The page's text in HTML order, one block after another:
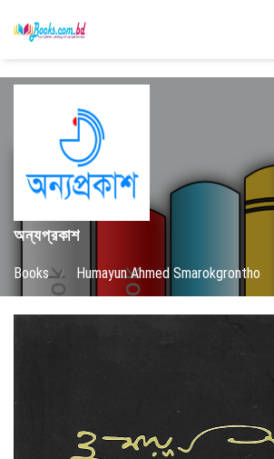
অন্যপ্রকাশ
Books / Humayun Ahmed Smarokgrontho